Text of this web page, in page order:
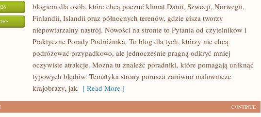
ON
blogiem dla osób, które chcą poczuć klimat Danii, Szwecji, Norwegii,
Finlandii, Islandii oraz północnych terenów, gdzie cisza tworzy
niepowtarzalny nastrój. Nowości na stronie to Pytania od czytelników i
Praktyczne Porady Podróżnika. To blog dla tych, którzy nie chcą
podróżować przypadkowo, ale jednocześnie pragną odkryć mniej
oczywiste atrakcje. Można tu znaleźć poradniki, które pomagają uniknąć
typowych błędów. Tematyka strony porusza zarówno malownicze
krajobrazy, jak [ Read More ]
CONTINUE